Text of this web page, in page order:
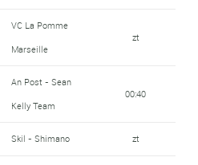
VC La Pomme
Marseille
zt
An Post - Sean
Kelly Team
00:40
Skil - Shimano zt